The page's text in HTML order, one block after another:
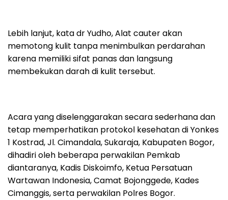
Lebih lanjut, kata dr Yudho, Alat cauter akan
memotong kulit tanpa menimbulkan perdarahan
karena memiliki sifat panas dan langsung
membekukan darah di kulit tersebut.
Acara yang diselenggarakan secara sederhana dan
tetap memperhatikan protokol kesehatan di Yonkes
1 Kostrad, Jl. Cimandala, Sukaraja, Kabupaten Bogor,
dihadiri oleh beberapa perwakilan Pemkab
diantaranya, Kadis Diskoimfo, Ketua Persatuan
Wartawan Indonesia, Camat Bojonggede, Kades
Cimanggis, serta perwakilan Polres Bogor.